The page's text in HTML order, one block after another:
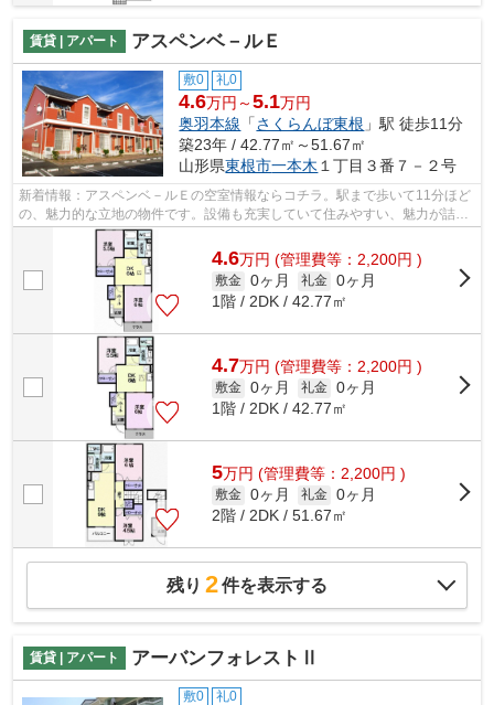
賃貸 | アパート アスペンベ－ルＥ
敷0 礼0
4.6万円～5.1万円
奥羽本線 「さくらんぼ東根 」駅 徒歩11分
築23年 / 42.77㎡～51.67㎡
山形県東根市一本木 １丁目３番７－２号
新着情報：アスペンベ－ルＥの空室情報ならコチラ。駅まで歩いて11分ほど
の、魅力的な立地の物件です。設備も充実していて住みやすい、魅力が詰ま
ったアパートです。東根市で暮らすな...
4.6万円 (管理費等：2,200円 )
敷金 0ヶ月 礼金 0ヶ月
1階 / 2DK / 42.77㎡
4.7万円 (管理費等：2,200円 )
敷金 0ヶ月 礼金 0ヶ月
1階 / 2DK / 42.77㎡
5万円 (管理費等：2,200円 )
敷金 0ヶ月 礼金 0ヶ月
2階 / 2DK / 51.67㎡
残り 2件を表示する
賃貸 | アパート アーバンフォレストⅡ
敷0 礼0